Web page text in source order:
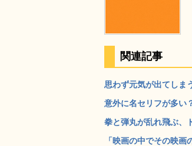
関連記事
思わず元気が出てしま
意外に名セリフが多い
拳と弾丸が乱れ飛ぶ、
「映画の中でその映